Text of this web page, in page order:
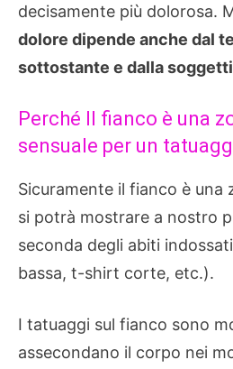
decisamente più dolorosa.
dolore dipende anche dal
sottostante e dalla
Perché Il fianco è una
sensuale per un
Sicuramente il fianco è una
si potrà mostrare a nostro
seconda degli abiti
bassa, t-shirt corte, etc.).
I tatuaggi sul fianco sono
assecondano il corpo nei